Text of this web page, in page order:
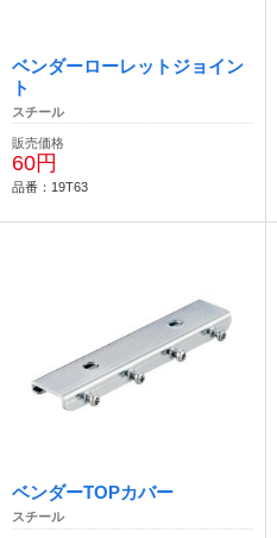
ベンダーローレットジョイン
ト
スチール
販売価格
60円
品番：19T63
ベンダーTOPカバー
スチール